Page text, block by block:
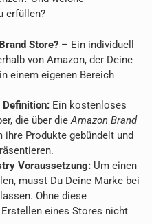
erfüllen?
Store? – Ein individuell
von Amazon, der Deine
einem eigenen Bereich
Definition: Ein kostenloses
die über die Amazon Brand
ihre Produkte gebündelt und
Voraussetzung: Um einen
musst Du Deine Marke bei
Ohne diese
eines Stores nicht